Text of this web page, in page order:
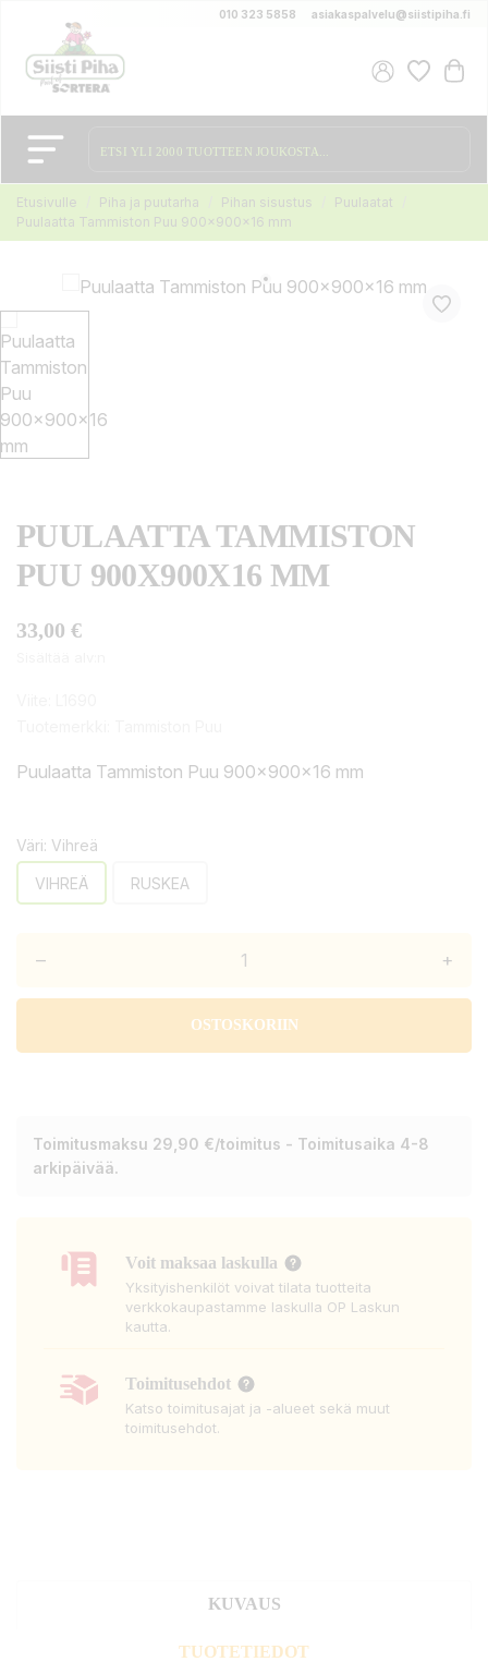
010 323 5858 asiakaspalvelu@siistipiha.fi
Etusivulle Piha ja puutarha Pihan sisustus
Puulaatat
Puulaatta Tammiston Puu 900x900x16 mm
PUULAATTA TAMMISTON
PUU 900X900X16 MM
33,00 €
Puulaatta Tammiston Puu 900x900x16 mm
Väri: Vihreä
VIHREÄ RUSKEA
– +
OSTOSKORIIN
Toimitusmaksu 29,90 €/toimitus - Toimitusaika 4-8
arkipäivää.
Voit maksaa laskulla
Yksityishenkilöt voivat tilata tuotteita
verkkokaupastamme laskulla OP Laskun
kautta.
Toimitusehdot
Katso toimitusajat ja -alueet sekä muut
toimitusehdot.
KUVAUS
TUOTETIEDOT